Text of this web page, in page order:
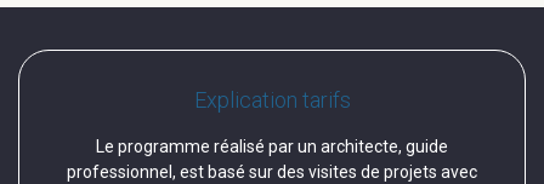
Explication tarifs
Le programme réalisé par un architecte, guide
professionnel, est basé sur des visites de projets avec